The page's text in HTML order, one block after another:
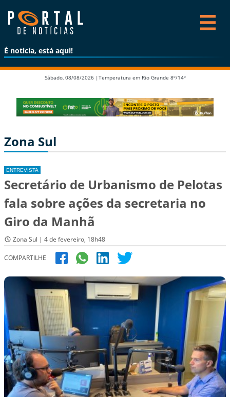
É noticía, está aqui!
Sábado, 08/08/2026 | Temperatura em Rio Grande 8º/14º
Zona Sul
ENTREVISTA
Secretário de Urbanismo de Pelotas
fala sobre ações da secretaria no
Giro da Manhã
Zona Sul | 4 de fevereiro, 18h48
COMPARTILHE